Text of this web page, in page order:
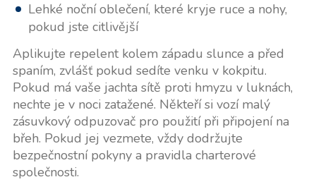
Lehké noční oblečení, které kryje ruce a nohy,
pokud jste citlivější
Aplikujte repelent kolem západu slunce a před
spaním, zvlášť pokud sedíte venku v kokpitu.
Pokud má vaše jachta sítě proti hmyzu v luknách,
nechte je v noci zatažené. Někteří si vozí malý
zásuvkový odpuzovač pro použití při připojení na
břeh. Pokud jej vezmete, vždy dodržujte
bezpečnostní pokyny a pravidla charterové
společnosti.